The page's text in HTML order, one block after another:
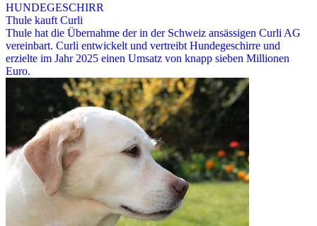
HUNDEGESCHIRR
Thule kauft Curli
Thule hat die Übernahme der in der Schweiz ansässigen Curli AG
vereinbart. Curli entwickelt und vertreibt Hundegeschirre und
erzielte im Jahr 2025 einen Umsatz von knapp sieben Millionen
Euro.